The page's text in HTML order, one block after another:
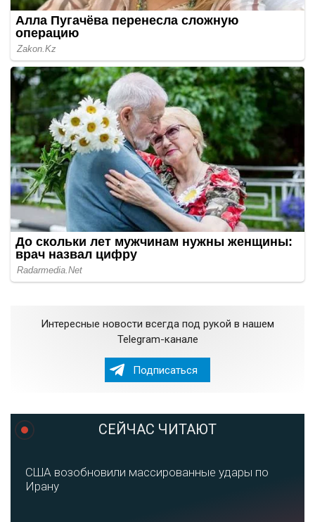
Интересные новости всегда под рукой в нашем
Telegram-канале
Подписаться
СЕЙЧАС ЧИТАЮТ
США возобновили массированные удары по
Ирану